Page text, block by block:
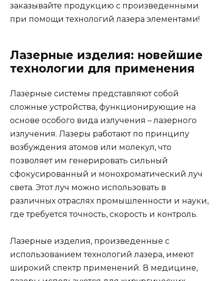
заказывайте продукцию с произведенными
при помощи технологий лазера элементами!
Лазерные изделия: новейшие
технологии для применения
Лазерные системы представляют собой
сложные устройства, функционирующие на
основе особого вида излучения – лазерного
излучения. Лазеры работают по принципу
возбуждения атомов или молекул, что
позволяет им генерировать сильный
сфокусированный и монохроматический луч
света. Этот луч можно использовать в
различных отраслях промышленности и науки,
где требуется точность, скорость и контроль.
Лазерные изделия, произведенные с
использованием технологий лазера, имеют
широкий спектр применений. В медицине,